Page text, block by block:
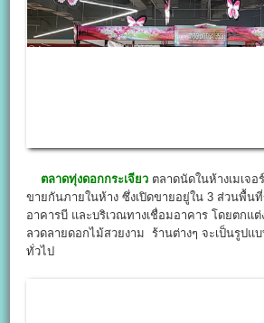
ตลาดทุ่งดอกกระเจียว ตลาดนัดในห้างเมเจ
ขายกันภายในห้าง ซึ่งเปิดขายอยู่ใน 3 ส่วนพื้น
อาคารบี และบริเวณทางเชื่อมอาคาร โดยตกแ
ลวดลายดอกไม้สวยงาม ร้านต่างๆ จะเป็นรูปแ
ทั่วไป